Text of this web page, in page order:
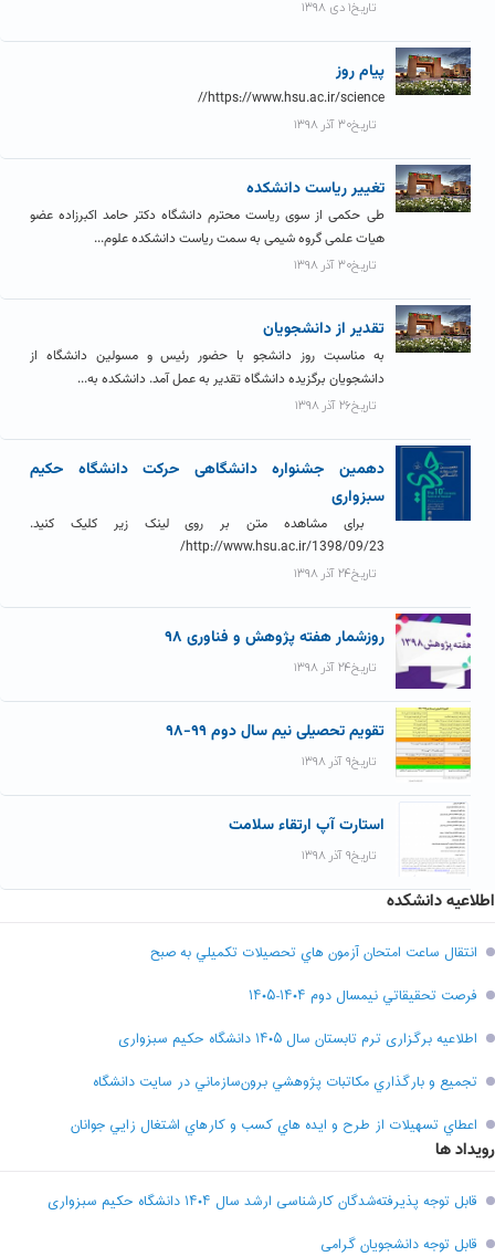
تاریخ۱ دی ۱۳۹۸
پیام روز
https://www.hsu.ac.ir/science//
تاریخ۳۰ آذر ۱۳۹۸
تغییر ریاست دانشکده
طی حکمی از سوی ریاست محترم دانشگاه دکتر حامد اکبرزاده عضو
هیات علمی گروه شیمی به سمت ریاست دانشکده علوم...
تاریخ۳۰ آذر ۱۳۹۸
تقدیر از دانشجویان
به مناسبت روز دانشجو با حضور رئیس و مسولین دانشگاه از
دانشجویان برگزیده دانشگاه تقدیر به عمل آمد. دانشکده به...
تاریخ۲۶ آذر ۱۳۹۸
دهمین جشنواره دانشگاهی حرکت دانشگاه حکیم
سبزواری
برای مشاهده متن بر روی لینک زیر کلیک کنید.
http://www.hsu.ac.ir/1398/09/23/
تاریخ۲۴ آذر ۱۳۹۸
روزشمار هفته پژوهش و فناوری ۹۸
تاریخ۲۴ آذر ۱۳۹۸
تقویم تحصیلی نیم سال دوم ۹۹-۹۸
تاریخ۹ آذر ۱۳۹۸
استارت آپ ارتقاء سلامت
تاریخ۹ آذر ۱۳۹۸
اطلاعیه دانشکده
انتقال ساعت امتحان آزمون هاي تحصيلات تکميلي به صبح
فرصت تحقيقاتي نیمسال دوم ۱۴۰۴-۱۴۰۵
اطلاعیه برگزاری ترم تابستان سال ۱۴۰۵ دانشگاه حکیم سبزواری
تجميع و بارگذاري مکاتبات پژوهشي برون‌سازماني در سايت دانشگاه
اعطاي تسهيلات از طرح و ايده هاي کسب و کارهاي اشتغال زايي جوانان
رویداد ها
قابل توجه پذیرفته‌شدگان کارشناسی ارشد سال ۱۴۰۴ دانشگاه حکیم سبزواری
قابل توجه دانشجویان گرامی